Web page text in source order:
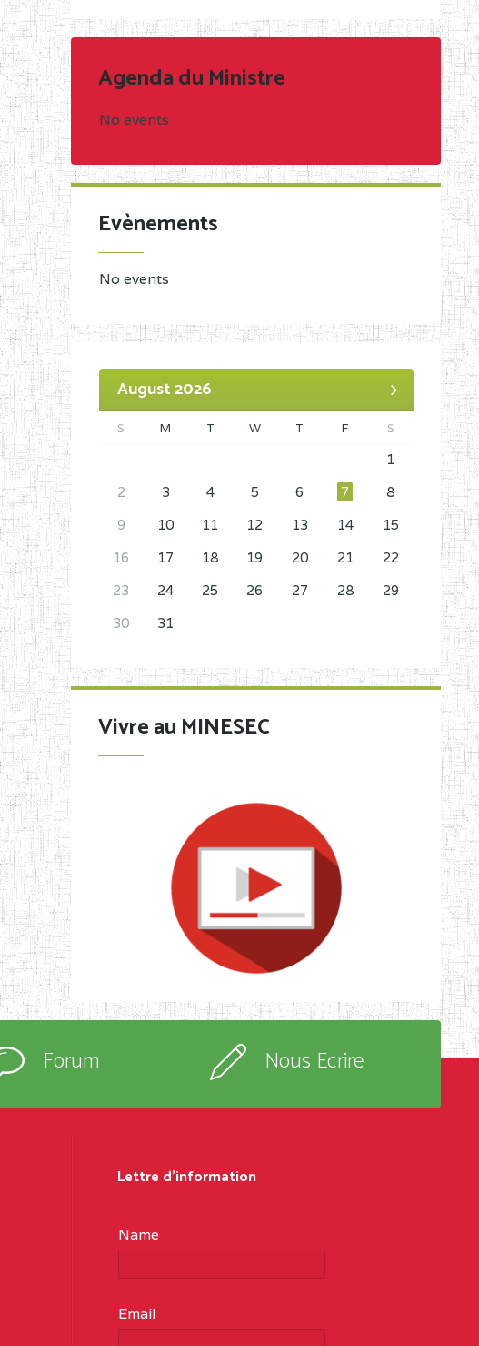
Agenda du Ministre
No events
Evènements
No events
August 2026
S M T W T F S
1
2
3 4 5 6 7
8
9
10 11 12 13 14
15
16
17 18 19 20 21
22
23
24 25 26 27 28
29
30
31
Vivre au MINESEC
Forum Nous Ecrire
Lettre d'information
Name
Email